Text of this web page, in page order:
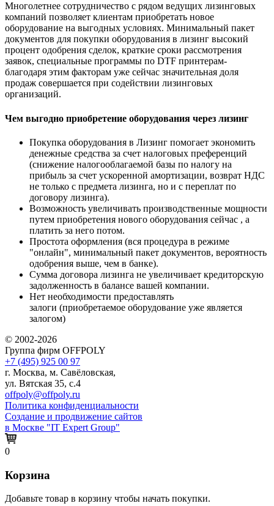
Многолетнее сотрудничество с рядом ведущих лизинговых
компаний позволяет клиентам приобретать новое
оборудование на выгодных условиях. Минимальный пакет
документов для покупки оборудования в лизинг высокий
процент одобрения сделок, краткие сроки рассмотрения
заявок, специальные программы по DTF принтерам-
благодаря этим факторам уже сейчас значительная доля
продаж совершается при содействии лизинговых
организаций.
Чем выгодно приобретение оборудования через лизинг
Покупка оборудования в Лизинг помогает экономить
денежные средства за счет налоговых преференций
(снижение налогооблагаемой базы по налогу на
прибыль за счет ускоренной амортизации, возврат НДС
не только с предмета лизинга, но и с переплат по
договору лизинга).
Возможность увеличивать производственные мощности
путем приобретения нового оборудования сейчас , а
платить за него потом.
Простота оформления (вся процедура в режиме
"онлайн", минимальный пакет документов, вероятность
одобрения выше, чем в банке).
Сумма договора лизинга не увеличивает кредиторскую
задолженность в балансе вашей компании.
Нет необходимости предоставлять
залоги (приобретаемое оборудование уже является
залогом)
© 2002-2026
Группа фирм OFFPOLY
+7 (495) 925 00 97
г. Москва, м. Савёловская,
ул. Вятская 35, с.4
offpoly@offpoly.ru
Политика конфиденциальности
Создание и продвижение сайтов
в Москве "IT Expert Group"
0
Корзина
Добавьте товар в корзину чтобы начать покупки.